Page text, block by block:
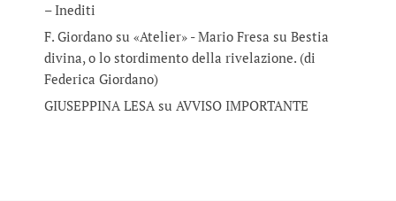
– Inediti
F. Giordano su «Atelier» - Mario Fresa su Bestia
divina, o lo stordimento della rivelazione. (di
Federica Giordano)
GIUSEPPINA LESAsu AVVISO IMPORTANTE